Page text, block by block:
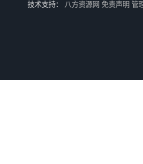
技术支持： 八方资源网 免责声明 管